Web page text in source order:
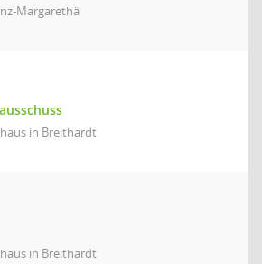
Margarethä
in Breithardt
in Breithardt